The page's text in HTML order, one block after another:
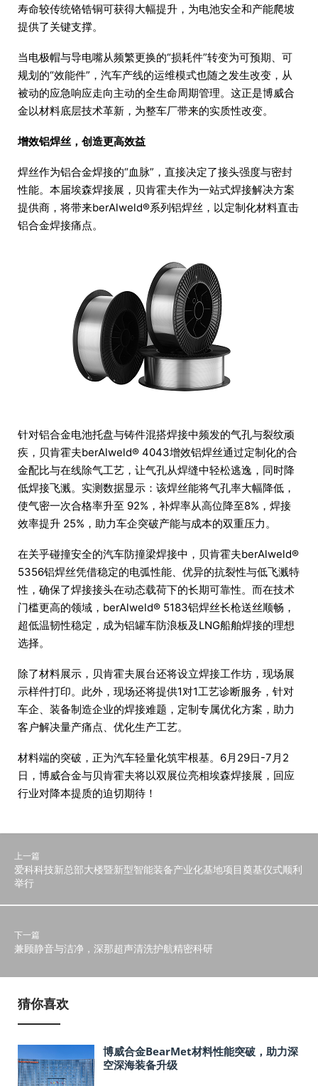
寿命较传统铬锆铜可获得大幅提升，为电池安全和产能爬坡
提供了关键支撑。
当电极帽与导电嘴从频繁更换的“损耗件”转变为可预期、可
规划的“效能件”，汽车产线的运维模式也随之发生改变，从
被动的应急响应走向主动的全生命周期管理。这正是博威合
金以材料底层技术革新，为整车厂带来的实质性改变。
增效铝焊丝，创造更高效益
焊丝作为铝合金焊接的“血脉”，直接决定了接头强度与密封
性能。本届埃森焊接展，贝肯霍夫作为一站式焊接解决方案
提供商，将带来berAlweld®系列铝焊丝，以定制化材料直击
铝合金焊接痛点。
针对铝合金电池托盘与铸件混搭焊接中频发的气孔与裂纹顽
疾，贝肯霍夫berAlweld® 4043增效铝焊丝通过定制化的合
金配比与在线除气工艺，让气孔从焊缝中轻松逃逸，同时降
低焊接飞溅。实测数据显示：该焊丝能将气孔率大幅降低，
使气密一次合格率升至 92%，补焊率从高位降至8%，焊接
效率提升 25%，助力车企突破产能与成本的双重压力。
在关乎碰撞安全的汽车防撞梁焊接中，贝肯霍夫berAlweld®
5356铝焊丝凭借稳定的电弧性能、优异的抗裂性与低飞溅特
性，确保了焊接接头在动态载荷下的长期可靠性。而在技术
门槛更高的领域，berAlweld® 5183铝焊丝长枪送丝顺畅，
超低温韧性稳定，成为铝罐车防浪板及LNG船舶焊接的理想
选择。
除了材料展示，贝肯霍夫展台还将设立焊接工作坊，现场展
示样件打印。此外，现场还将提供1对1工艺诊断服务，针对
车企、装备制造企业的焊接难题，定制专属优化方案，助力
客户解决量产痛点、优化生产工艺。
材料端的突破，正为汽车轻量化筑牢根基。6月29日-7月2
日，博威合金与贝肯霍夫将以双展位亮相埃森焊接展，回应
行业对降本提质的迫切期待！
上一篇
爱科科技新总部大楼暨新型智能装备产业化基地项目奠基仪式顺利
举行
下一篇
兼顾静音与洁净，深那超声清洗护航精密科研
猜你喜欢
博威合金BearMet材料性能突破，助力深
空深海装备升级